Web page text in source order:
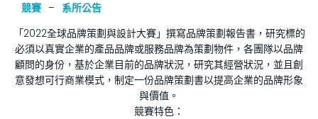
競賽 – 系所公告
「2022全球品牌策劃與設計大賽」撰寫品牌策劃報告書，研究標的
必須以真實企業的產品品牌或服務品牌為策劃物件，各團隊以品牌
顧問的身份，基於企業目前的品牌狀況，研究其經營狀況，並且創
意發想可行商業模式，制定一份品牌策劃書以提高企業的品牌形象
與價值。
競賽特色：